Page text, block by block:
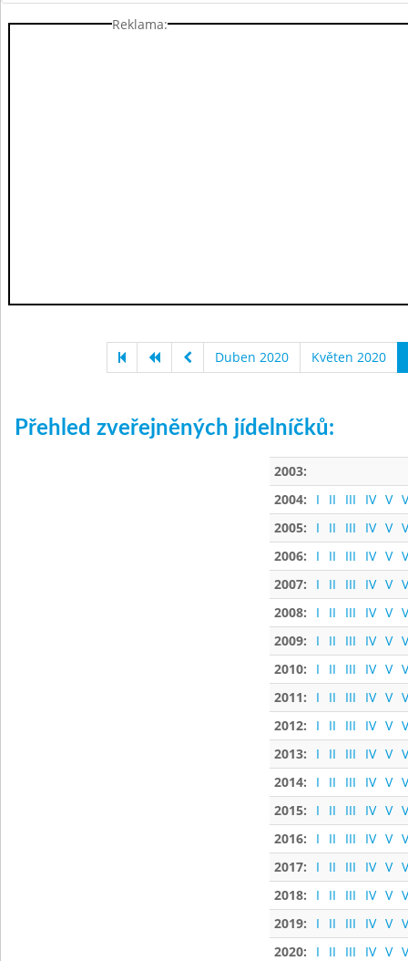
Reklama:
Duben 2020 Květen 2020
Přehled zveřejněných jídelníčků:
2003:
2004:
I II III IV V
2005:
I II III IV V
2006:
I II III IV V
2007:
I II III IV V
2008:
I II III IV V
2009:
I II III IV V
2010:
I II III IV V
2011:
I II III IV V
2012:
I II III IV V
2013:
I II III IV V
2014:
I II III IV V
2015:
I II III IV V
2016:
I II III IV V
2017:
I II III IV V
2018:
I II III IV V
2019:
I II III IV V
2020:
I II III IV V